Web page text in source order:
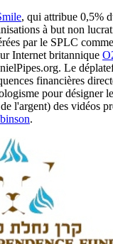
, qui attribue 0,5%
à but non
par le SPLC
Internet britannique
Le
financières
pour désigner
l'argent) des vidéos
.